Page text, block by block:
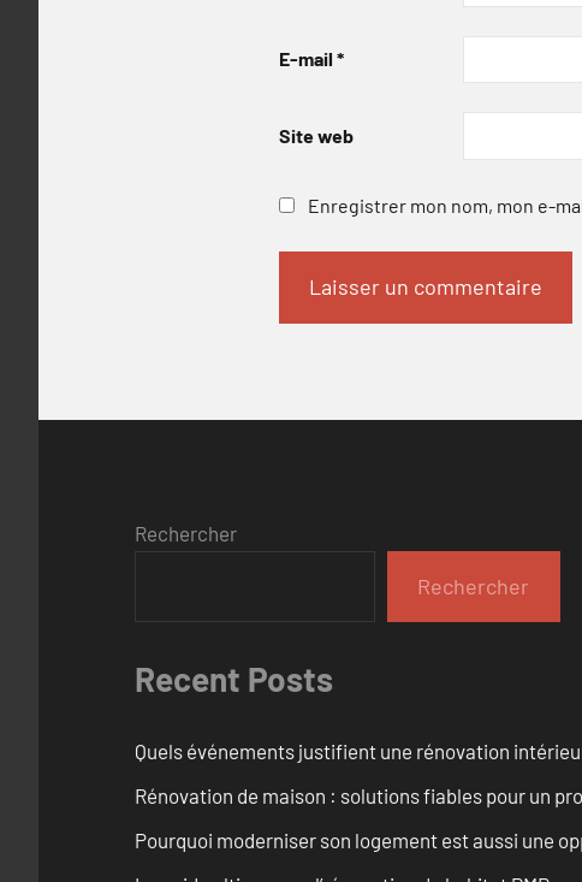
E-mail *
Site web
Enregistrer mon nom, mon e-
Rechercher
Rechercher
Recent Posts
Quels événements justifient une rénovation
Rénovation de maison : solutions fiables pour un
Pourquoi moderniser son logement est aussi une